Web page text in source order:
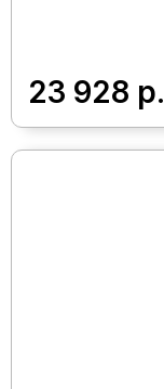
23 928 р.